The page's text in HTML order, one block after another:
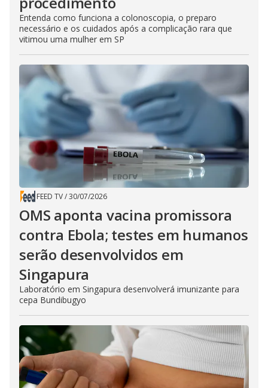
Entenda como funciona a colonoscopia, o preparo
necessário e os cuidados após a complicação rara que
vitimou uma mulher em SP
FEED TV/30/07/2026
OMS aponta vacina promissora
contra Ebola; testes em humanos
serão desenvolvidos em
Singapura
Laboratório em Singapura desenvolverá imunizante para
cepa Bundibugyo